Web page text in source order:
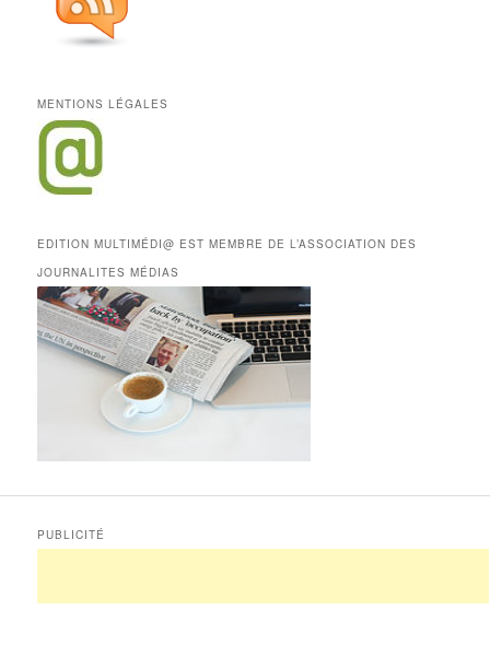
MENTIONS LÉGALES
EDITION MULTIMÉDI@ EST MEMBRE DE L’ASSOCIATION DES
JOURNALITES MÉDIAS
PUBLICITÉ